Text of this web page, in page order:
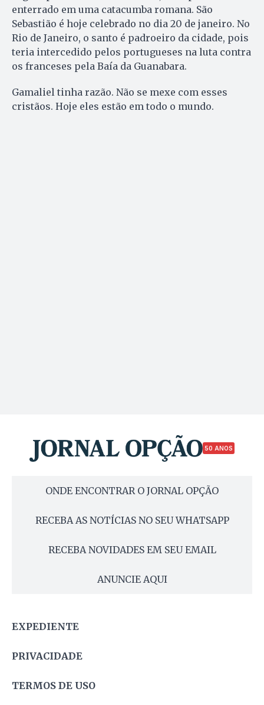
enterrado em uma catacumba romana. São
Sebastião é hoje celebrado no dia 20 de janeiro. No
Rio de Janeiro, o santo é padroeiro da cidade, pois
teria intercedido pelos portugueses na luta contra
os franceses pela Baía da Guanabara.
Gamaliel tinha razão. Não se mexe com esses
cristãos. Hoje eles estão em todo o mundo.
50 ANOS
ONDE ENCONTRAR O JORNAL OPÇÃO
RECEBA AS NOTÍCIAS NO SEU WHATSAPP
RECEBA NOVIDADES EM SEU EMAIL
ANUNCIE AQUI
EXPEDIENTE
PRIVACIDADE
TERMOS DE USO